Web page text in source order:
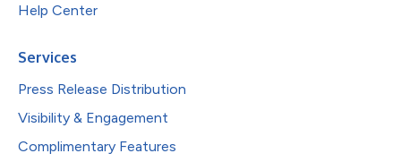
Help Center
Services
Press Release Distribution
Visibility & Engagement
Complimentary Features